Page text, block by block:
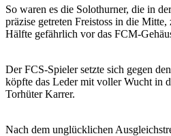
So waren es die Solothurner, die in
präzise getreten Freistoss in die
Hälfte gefährlich vor das FCM-
Der FCS-Spieler setzte sich gegen
köpfte das Leder mit voller Wucht in
Torhüter Karrer.
Nach dem unglücklichen